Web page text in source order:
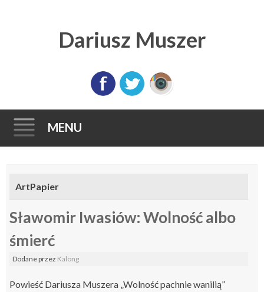
Dariusz Muszer
MENU
content
ArtPapier
Sławomir Iwasiów: Wolność albo
śmierć
Dodaneprzez Kalong
Powieść Dariusza Muszera „Wolność pachnie wanilią”